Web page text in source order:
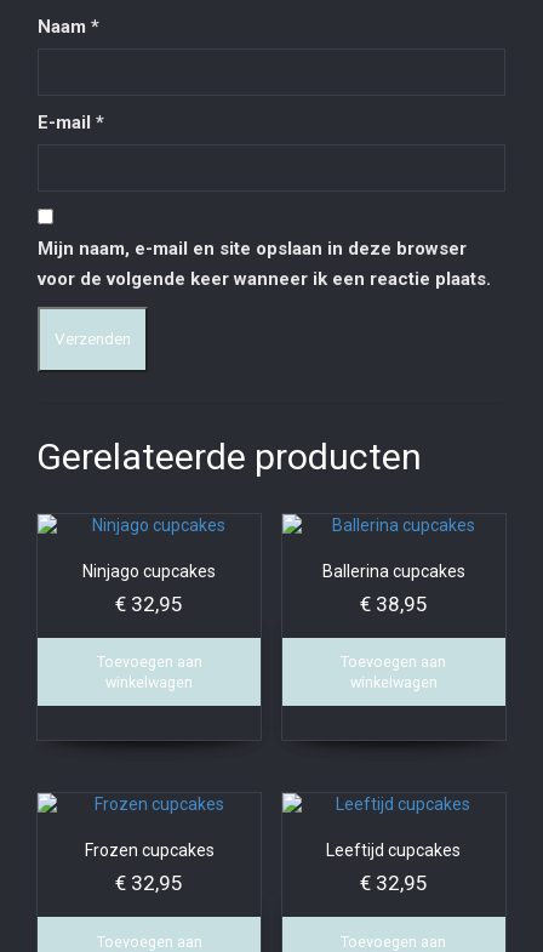
Naam *
E-mail *
Mijn naam, e-mail en site opslaan in deze browser
voor de volgende keer wanneer ik een reactie plaats.
Gerelateerde producten
Ninjago cupcakes
€ 32,95
Toevoegen aan
winkelwagen
Ballerina cupcakes
€38,95
Toevoegen aan
winkelwagen
Frozen cupcakes
€ 32,95
Toevoegen aan
Leeftijd cupcakes
€32,95
Toevoegen aan